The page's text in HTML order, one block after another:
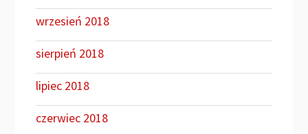
wrzesień 2018
sierpień 2018
lipiec 2018
czerwiec 2018